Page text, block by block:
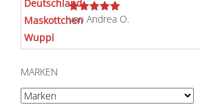
Bewertet
von Andrea O.
MARKEN